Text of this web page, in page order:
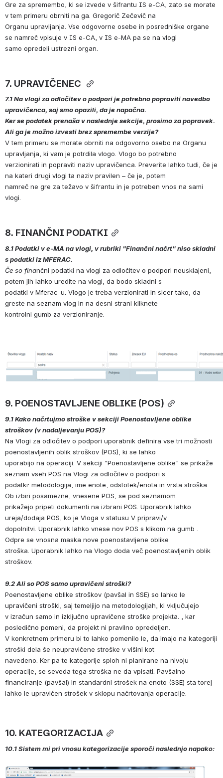
Gre za spremembo, ki se izvede v šifrantu IS e-CA, zato se morate
v tem primeru obrniti na ga. Gregorič Zečevič na
Organu upravljanja. Vse odgovorne osebe in posredniške organe
se namreč vpisuje v IS e-CA, v IS e-MA pa se na vlogi
samo opredeli ustrezni organ.
7. UPRAVIČENEC
7.1 Na vlogi za odločitev o podpori je potrebno popraviti navedbo
upravičenca, saj smo opazili, da je napačna.
Ker se podatek prenaša v naslednje sekcije, prosimo za popravek.
Ali ga je možno izvesti brez spremembe verzije?
V tem primeru se morate obrniti na odgovorno osebo na Organu
upravljanja, ki vam je potrdila vlogo. Vlogo bo potrebno
verzionirati in popraviti naziv upravičenca. Preverite lahko tudi, če je
na kateri drugi vlogi ta naziv pravilen – če je, potem
namreč ne gre za težavo v šifrantu in je potreben vnos na sami
vlogi.
8. FINANČNI PODATKI
8.1 Podatki v e-MA na vlogi, v rubriki "Finančni načrt" niso skladni
s podatki iz MFERAC.
Če so finančni podatki na vlogi za odločitev o podpori neusklajeni,
potem jih lahko uredite na vlogi, da bodo skladni s
podatki v Mferac-u. Vlogo je treba verzionirati in sicer tako, da
greste na seznam vlog in na desni strani kliknete
kontrolni gumb za verzioniranje.
Open
9. POENOSTAVLJENE OBLIKE (POS)
9.1 Kako načrtujmo stroške v sekciji Poenostavljene oblike
stroškov (v nadaljevanju POS)?
Na Vlogi za odločitev o podpori uporabnik definira vse tri možnosti
poenostavljenih oblik stroškov (POS), ki se lahko
uporabijo na operaciji. V sekciji "Poenostavljene oblike" se prikaže
seznam vseh POS na Vlogi za odločitev o podpori s
podatki: metodologija, ime enote, odstotek/enota in vrsta stroška.
Ob izbiri posamezne, vnesene POS, se pod seznamom
prikažejo pripeti dokumenti na izbrani POS. Uporabnik lahko
ureja/dodaja POS, ko je Vloga v statusu V pripravi/v
dopolnitvi. Uporabnik lahko vnese nov POS s klikom na gumb .
Odpre se vnosna maska nove poenostavljene oblike
stroška. Uporabnik lahko na Vlogo doda več poenostavljenih oblik
stroškov.
9.2 Ali so POS samo upravičeni stroški?
Poenostavljene oblike stroškov (pavšal in SSE) so lahko le
upravičeni stroški, saj temeljijo na metodologijah, ki vključujejo
v izračun samo in izključno upravičene stroške projekta. , kar
posledično pomeni, da projekt ni pravilno opredeljen.
V konkretnem primeru bi to lahko pomenilo le, da imajo na kategoriji
stroški dela še neupravičene stroške v višini kot
navedeno. Ker pa te kategorije sploh ni planirane na nivoju
operacije, se seveda tega stroška ne da vpisati. Pavšalno
financiranje (pavšal) in standardni strošek na enoto (SSE) sta torej
lahko le upravičen strošek v sklopu načrtovanja operacije.
10. KATEGORIZACIJA
10.1 Sistem mi pri vnosu kategorizacije sporoči naslednjo napako:
Open